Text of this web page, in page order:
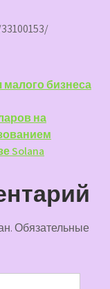
бизнеса
на
Solana
Обязательные